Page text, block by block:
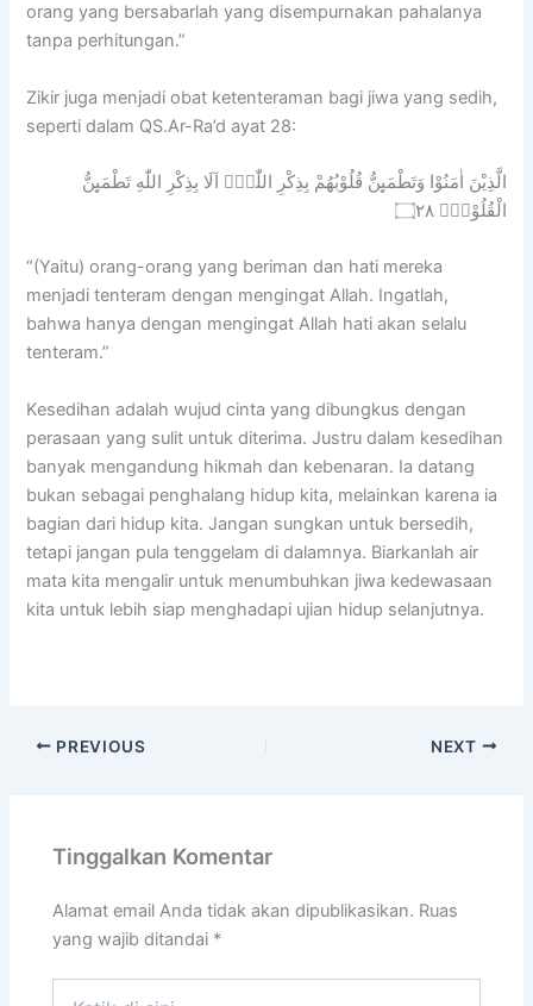
orang yang bersabarlah yang disempurnakan pahalanya
tanpa perhitungan.”
Zikir juga menjadi obat ketenteraman bagi jiwa yang sedih,
seperti dalam QS.Ar-Ra’d ayat 28:
الَّذِيْنَ اٰمَنُوْا وَتَطْمَىِٕنُّ قُلُوْبُهُمْ بِذِكْرِ اللّٰهِۗ اَلَا بِذِكْرِ اللّٰهِ تَطْمَىِٕنُّ
الْقُلُوْبُۗ ۝٢٨
“(Yaitu) orang-orang yang beriman dan hati mereka
menjadi tenteram dengan mengingat Allah. Ingatlah,
bahwa hanya dengan mengingat Allah hati akan selalu
tenteram.”
Kesedihan adalah wujud cinta yang dibungkus dengan
perasaan yang sulit untuk diterima. Justru dalam kesedihan
banyak mengandung hikmah dan kebenaran. Ia datang
bukan sebagai penghalang hidup kita, melainkan karena ia
bagian dari hidup kita. Jangan sungkan untuk bersedih,
tetapi jangan pula tenggelam di dalamnya. Biarkanlah air
mata kita mengalir untuk menumbuhkan jiwa kedewasaan
kita untuk lebih siap menghadapi ujian hidup selanjutnya.
PREVIOUS NEXT
Tinggalkan Komentar
Alamat email Anda tidak akan dipublikasikan. Ruas
yang wajib ditandai *